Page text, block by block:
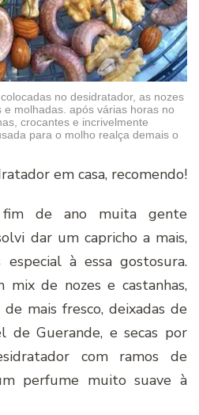
no desidratador, as nozes
molhadas. após várias horas no
crocantes e incrivelmente
para o molho realça demais o
em casa, recomendo!
de ano muita gente
dar um capricho a mais,
à essa gostosura.
mix de nozes e castanhas,
mais fresco, deixadas de
de Guerande, e secas por
com ramos de
perfume muito suave à